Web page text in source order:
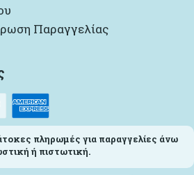
Παραγγελίας
πληρωμές για παραγγελίες άνω
ή πιστωτική.